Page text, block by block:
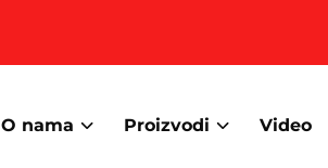
O nama Proizvodi Video